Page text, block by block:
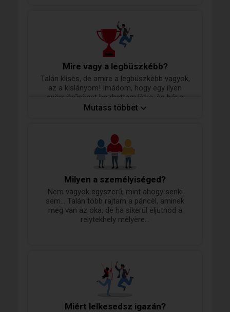
Mire vagy a legbüszkébb?
Talán klisès, de amire a legbüszkèbb vagyok,
az a kislányom! Imádom, hogy egy ilyen
gyönyörűsèget hozhattam lètre, ès bár a
csodái ès hibái, már nem rajtam múlik, mègis
Mutass többet
Milyen a személyiséged?
Nem vagyok egyszerű, mint ahogy senki
sem... Talán több rajtam a páncèl, aminek
meg van az oka, de ha sikerül eljutnod a
relytekhely mèlyère...
Miért lelkesedsz igazán?